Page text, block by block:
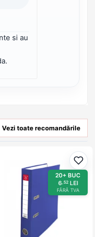
si au
Vezi toate recomandările
favorite
20+ BUC
6,52LEI
FĂRĂ TVA